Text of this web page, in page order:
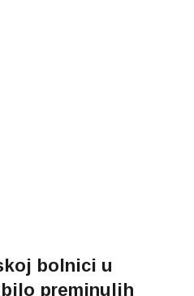
bolnici u
preminulih